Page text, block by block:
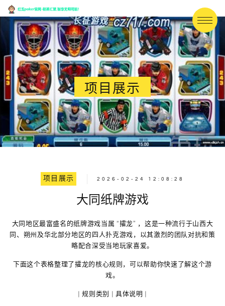
项目展示
项目展示 2026-02-24 12:08:28
大同纸牌游戏
大同地区最富盛名的纸牌游戏当属 “攉龙” ，这是一种流行于山西大
同、朔州及华北部分地区的四人扑克游戏，以其激烈的团队对抗和策
略配合深受当地玩家喜爱。
下面这个表格整理了攉龙的核心规则，可以帮助你快速了解这个游
戏。
|规则类别 | 具体说明 |